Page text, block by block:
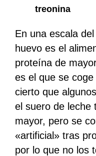
treonina
En una escala
huevo es el
proteína de
es el que se
cierto que
el suero de leche
mayor, pero se
«artificial» tras
por lo que no los